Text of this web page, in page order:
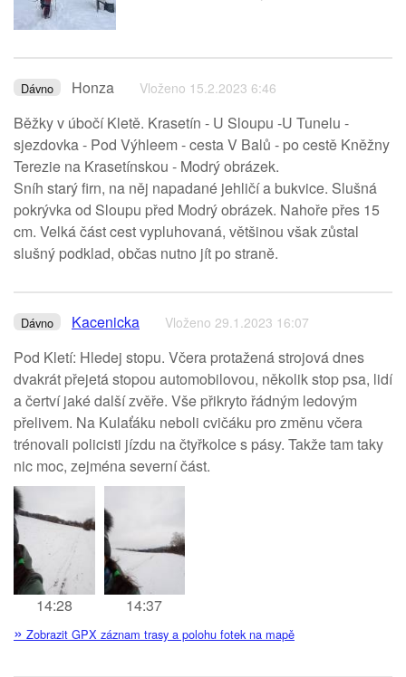
Dávno Honza Vloženo 15.2.2023 6:46
Běžky v úbočí Kletě. Krasetín - U Sloupu -U Tunelu -
sjezdovka - Pod Výhleem - cesta V Balů - po cestě Kněžny
Terezie na Krasetínskou - Modrý obrázek.
Sníh starý firn, na něj napadané jehličí a bukvice. Slušná
pokrývka od Sloupu před Modrý obrázek. Nahoře přes 15
cm. Velká část cest vypluhovaná, většinou však zůstal
slušný podklad, občas nutno jít po straně.
Dávno Kacenicka Vloženo 29.1.2023 16:07
Pod Kletí: Hledej stopu. Včera protažená strojová dnes
dvakrát přejetá stopou automobilovou, několik stop psa, lidí
a čertví jaké další zvěře. Vše přikryto řádným ledovým
přelivem. Na Kulaťáku neboli cvičáku pro změnu včera
trénovali policisti jízdu na čtyřkolce s pásy. Takže tam taky
nic moc, zejména severní část.
14:28 14:37
» Zobrazit GPX záznam trasy a polohu fotek na mapě